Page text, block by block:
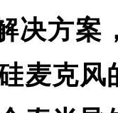
决方案
麦克